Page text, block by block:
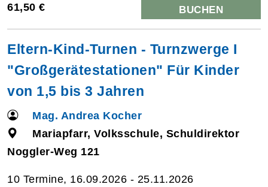
61,50 € BUCHEN
Eltern-Kind-Turnen - Turnzwerge I
"Großgerätestationen" Für Kinder
von 1,5 bis 3 Jahren
Mag. Andrea Kocher
Mariapfarr, Volksschule, Schuldirektor
Noggler-Weg 121
10 Termine, 16.09.2026 - 25.11.2026